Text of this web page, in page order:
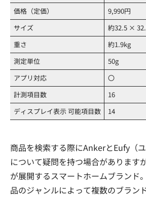
価格（定価）
9,990円
サイズ
約32.5 ×
重さ
約1.9kg
測定単位
50g
アプリ対応
〇
計測項目数
16
ディスプレイ表示 可能項目数
14
商品を検索する際にAnkerとEufy（
について疑問を持つ場合があります
が展開するスマートホームブランド
品のジャンルによって複数のブラン